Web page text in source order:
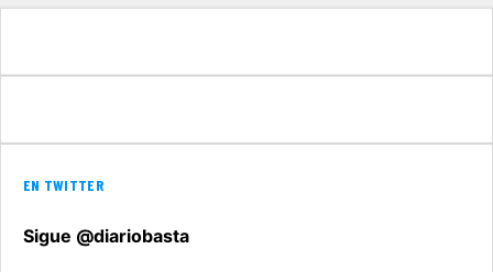
EN TWITTER
Sigue @diariobasta